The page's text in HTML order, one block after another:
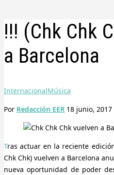
!!! (Chk Chk
a Barcelona
InternacionalMúsica
Por Redacción EER 18 junio, 2017
Tras actuar en la reciente
Chk Chk) vuelven a Barcelona
nueva oportunidad de poder